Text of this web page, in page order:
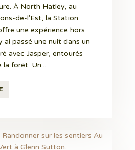
À North Hatley, au
de-l'Est, la Station
une expérience hors
ai passé une nuit dans un
avec Jasper, entourés
la forêt. Un...